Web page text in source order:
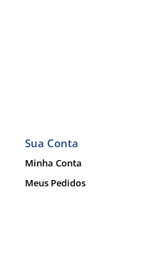
Sua Conta
Minha Conta
Meus Pedidos